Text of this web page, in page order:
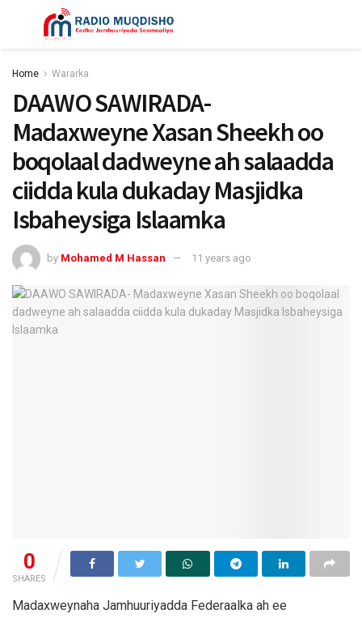
Home Wararka
DAAWO SAWIRADA-
Madaxweyne Xasan Sheekh oo
boqolaal dadweyne ah salaadda
ciidda kula dukaday Masjidka
Isbaheysiga Islaamka
by Mohamed M Hassan 11 years ago
0
SHARES
Madaxweynaha Jamhuuriyadda Federaalka ah ee